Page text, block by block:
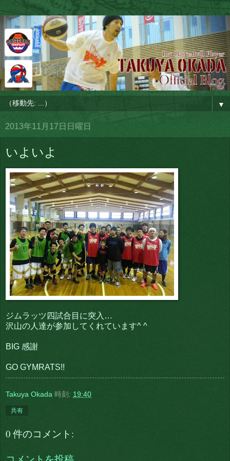
▼
2013年11月17日日曜日
いよいよ
ジムラッツ四試合目に突入…
沢山の人達が参加してくれています^ ^
BIG 感謝
GO GYMRATS!!
Takuya Okada 時刻: 19:40
共有
0 件のコメント: